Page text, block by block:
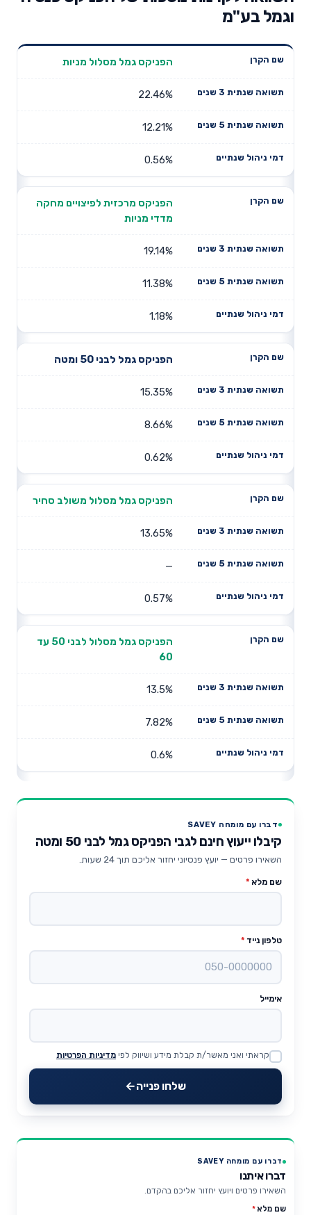
וגמל בע"מ
שנים
תשואה
הפניקס גמל מסלול מניות
22.46%
12.21%
0.56%
הפניקס מרכזית לפיצויים מחקה
מדדי מניות
19.14%
11.38%
1.18%
הפניקס גמל לבני 50 ומטה
15.35%
8.66%
0.62%
הפניקס גמל מסלול משולב סחיר
13.65%
—
0.57%
הפניקס גמל מסלול לבני 50 עד
60
13.5%
7.82%
0.6%
דברו עם מומחה SAVEY
קיבלו ייעוץ חינם לגבי הפניקס גמל לבני 50 ומטה
השאירו פרטים — יועץ פנסיוני יחזור אליכם תוך 24 שעות.
שם מלא *
טלפון נייד *
אימייל
Website
קראתי ואני מאשר/ת קבלת מידע ושיווק לפי מדיניות הפרטיות
שלחו פנייה
דברו עם מומחה SAVEY
דברו איתנו
השאירו פרטים ויועץ יחזור אליכם בהקדם.
שם מלא*